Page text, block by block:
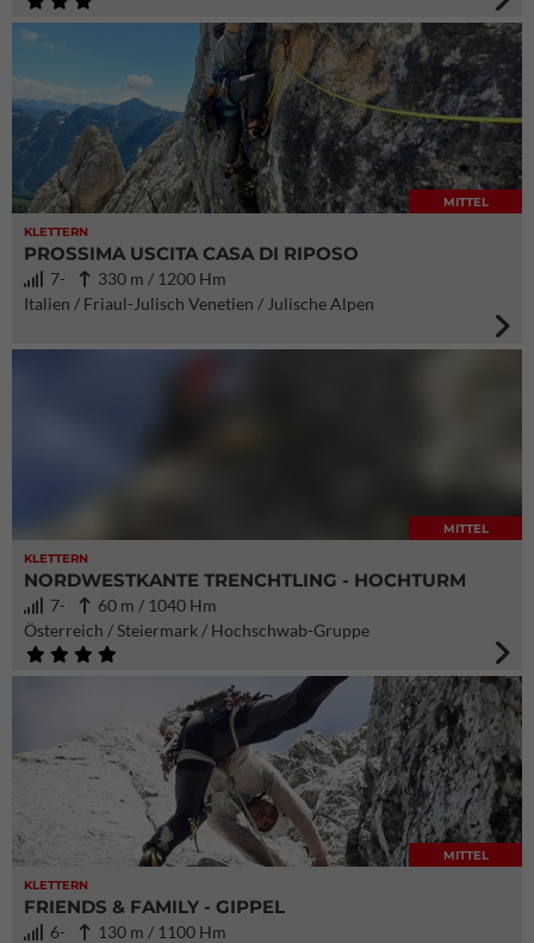
KLETTERN
MITTEL
PROSSIMA USCITA CASA DI RIPOSO
7-
330 m / 1200 Hm
Italien / Friaul-Julisch Venetien / Julische Alpen
KLETTERN
MITTEL
NORDWESTKANTE TRENCHTLING - HOCHTURM
7-
60 m / 1040 Hm
Österreich / Steiermark / Hochschwab-Gruppe
KLETTERN
MITTEL
FRIENDS & FAMILY - GIPPEL
6-
130 m / 1100 Hm